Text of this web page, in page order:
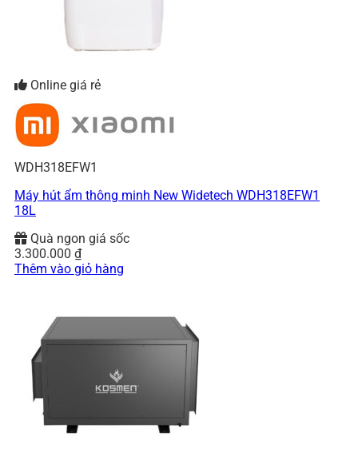
Online giá rẻ
WDH318EFW1
Máy hút ẩm thông minh New Widetech WDH318EFW1
18L
Quà ngon giá sốc
3.300.000 ₫
Thêm vào giỏ hàng